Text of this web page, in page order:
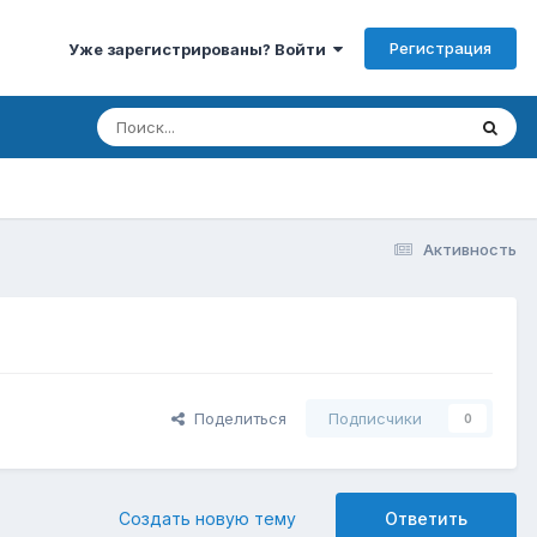
Уже зарегистрированы? Войти Регистрация
Активность
Поделиться Подписчики 0
Ответить
Создать новую тему